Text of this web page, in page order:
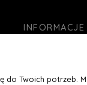
INFORMACJE
Twoich potrzeb.